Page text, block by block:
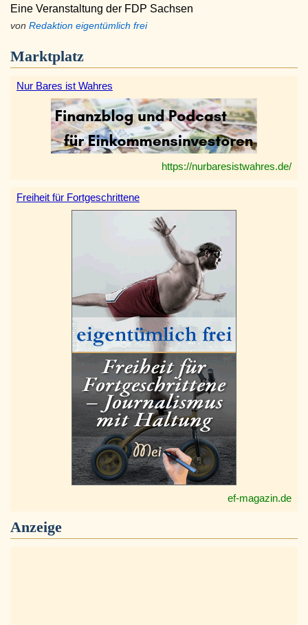
Eine Veranstaltung der FDP Sachsen
von Redaktion eigentümlich frei
Marktplatz
Nur Bares ist Wahres
https://nurbaresistwahres.de/
Freiheit für Fortgeschrittene
ef-magazin.de
Anzeige